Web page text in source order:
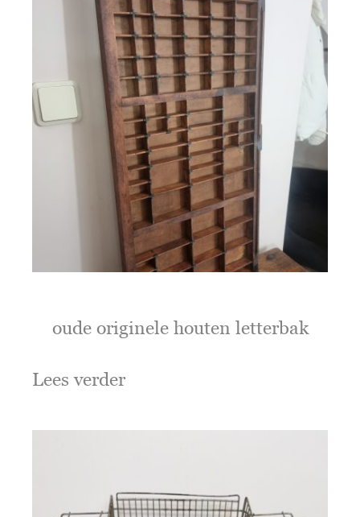
oude originele houten letterbak
Lees verder